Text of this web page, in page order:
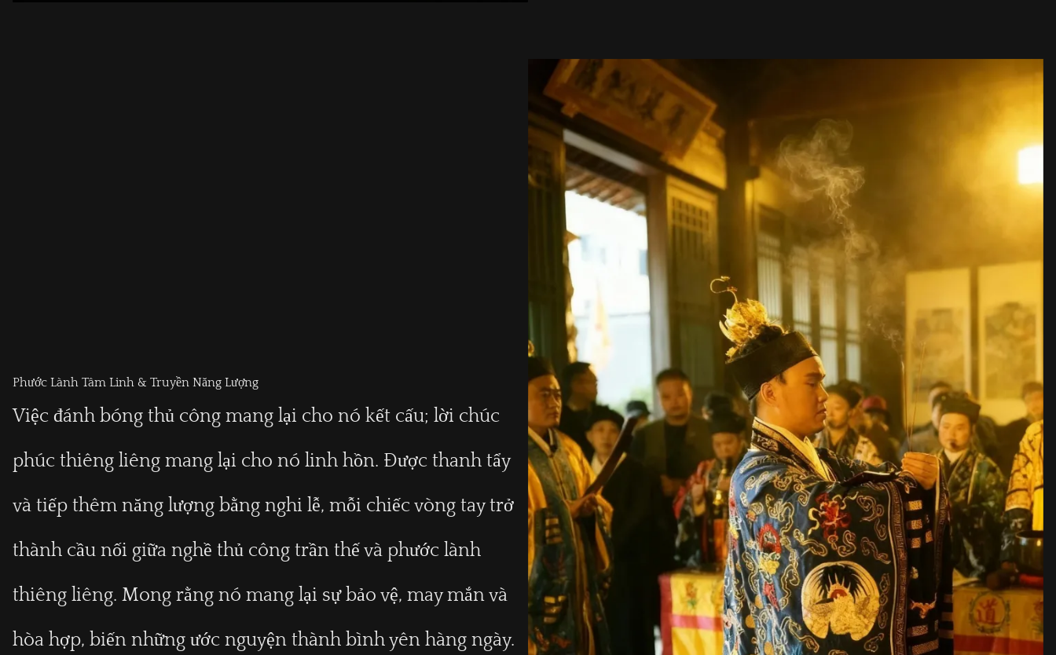
Phước Lành Tâm Linh & Truyền Năng Lượng
Việc đánh bóng thủ công mang lại cho nó kết cấu; lời chúc
phúc thiêng liêng mang lại cho nó linh hồn. Được thanh tẩy
và tiếp thêm năng lượng bằng nghi lễ, mỗi chiếc vòng tay trở
thành cầu nối giữa nghề thủ công trần thế và phước lành
thiêng liêng. Mong rằng nó mang lại sự bảo vệ, may mắn và
hòa hợp, biến những ước nguyện thành bình yên hàng ngày.